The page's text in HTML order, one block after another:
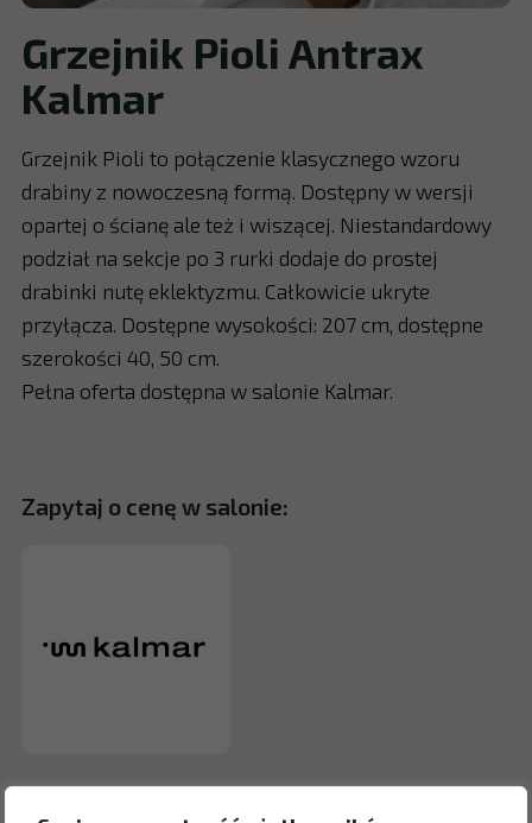
Grzejnik Pioli Antrax
Kalmar
Grzejnik Pioli to połączenie klasycznego wzoru
drabiny z nowoczesną formą. Dostępny w wersji
opartej o ścianę ale też i wiszącej. Niestandardowy
podział na sekcje po 3 rurki dodaje do prostej
drabinki nutę eklektyzmu. Całkowicie ukryte
przyłącza. Dostępne wysokości: 207 cm, dostępne
szerokości 40, 50 cm.
Pełna oferta dostępna w salonie Kalmar.
Zapytaj o cenę w salonie: